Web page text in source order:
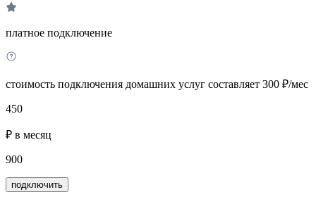
платное подключение
стоимость подключения домашних услуг составляет 300 ₽/мес
450
₽ в месяц
900
подключить